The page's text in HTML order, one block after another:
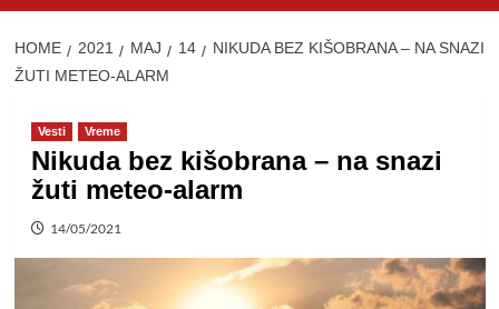
HOME 2021 МАЈ 14
NIKUDA BEZ KIŠOBRANA – NA SNAZI
ŽUTI METEO-ALARM
Vesti Vreme
Nikuda bez kišobrana – na snazi
žuti meteo-alarm
14/05/2021